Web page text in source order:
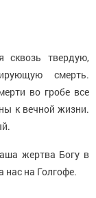
сквозь твердую,
смерть.
во гробе все
к вечной жизни.
жертва Богу в
нас на Голгофе.